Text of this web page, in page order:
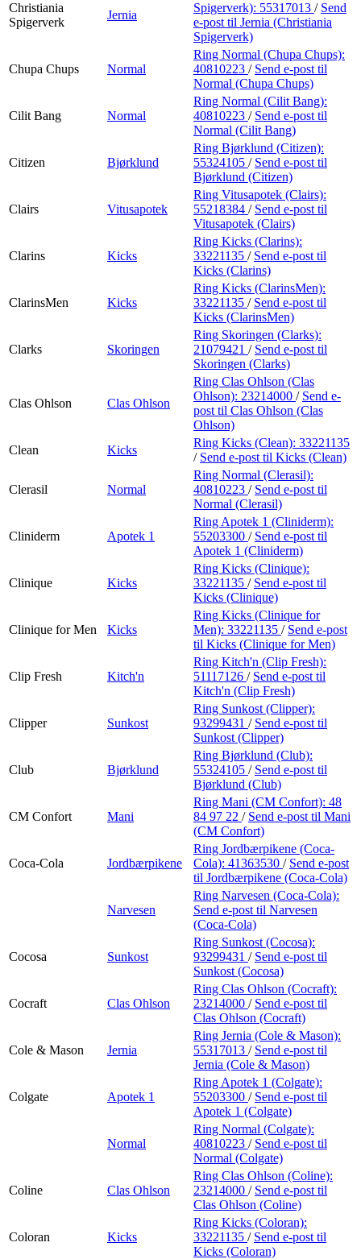
Christiania
Spigerverk
Jernia
Spigerverk): 55317013 / Send
e-post til Jernia (Christiania
Spigerverk)
Chupa Chups Normal
Ring Normal (Chupa Chups):
40810223 / Send e-post til
Normal (Chupa Chups)
Cilit Bang Normal
Ring Normal (Cilit Bang):
40810223 / Send e-post til
Normal (Cilit Bang)
Citizen Bjørklund
Ring Bjørklund (Citizen):
55324105 / Send e-post til
Bjørklund (Citizen)
Clairs Vitusapotek
Ring Vitusapotek (Clairs):
55218384 / Send e-post til
Vitusapotek (Clairs)
Clarins Kicks
Ring Kicks (Clarins):
33221135 / Send e-post til
Kicks (Clarins)
ClarinsMen Kicks
Ring Kicks (ClarinsMen):
33221135 / Send e-post til
Kicks (ClarinsMen)
Clarks Skoringen
Ring Skoringen (Clarks):
21079421 / Send e-post til
Skoringen (Clarks)
Clas Ohlson Clas Ohlson
Ring Clas Ohlson (Clas
Ohlson): 23214000 / Send e-
post til Clas Ohlson (Clas
Ohlson)
Clean
Kicks
Ring Kicks (Clean): 33221135
/ Send e-post til Kicks (Clean)
Clerasil Normal
Ring Normal (Clerasil):
40810223 / Send e-post til
Normal (Clerasil)
Cliniderm Apotek 1
Ring Apotek 1 (Cliniderm):
55203300 / Send e-post til
Apotek 1 (Cliniderm)
Clinique Kicks
Ring Kicks (Clinique):
33221135 / Send e-post til
Kicks (Clinique)
Clinique for Men Kicks
Ring Kicks (Clinique for
Men): 33221135 / Send e-post
til Kicks (Clinique for Men)
Clip Fresh Kitch'n
Ring Kitch'n (Clip Fresh):
51117126 / Send e-post til
Kitch'n (Clip Fresh)
Clipper Sunkost
Ring Sunkost (Clipper):
93299431 / Send e-post til
Sunkost (Clipper)
Club Bjørklund
Ring Bjørklund (Club):
55324105 / Send e-post til
Bjørklund (Club)
CM Confort Mani
Ring Mani (CM Confort): 48
84 97 22 / Send e-post til Mani
(CM Confort)
Coca-Cola Jordbærpikene
Ring Jordbærpikene (Coca-
Cola): 41363530 / Send e-post
til Jordbærpikene (Coca-Cola)
Narvesen
Ring Narvesen (Coca-Cola):
Send e-post til Narvesen
(Coca-Cola)
Cocosa Sunkost
Ring Sunkost (Cocosa):
93299431 / Send e-post til
Sunkost (Cocosa)
Cocraft Clas Ohlson
Ring Clas Ohlson (Cocraft):
23214000 / Send e-post til
Clas Ohlson (Cocraft)
Cole & Mason Jernia
Ring Jernia (Cole & Mason):
55317013 / Send e-post til
Jernia (Cole & Mason)
Colgate Apotek 1
Ring Apotek 1 (Colgate):
55203300 / Send e-post til
Apotek 1 (Colgate)
Normal
Ring Normal (Colgate):
40810223 / Send e-post til
Normal (Colgate)
Coline Clas Ohlson
Ring Clas Ohlson (Coline):
23214000 / Send e-post til
Clas Ohlson (Coline)
Coloran Kicks
Ring Kicks (Coloran):
33221135 / Send e-post til
Kicks (Coloran)